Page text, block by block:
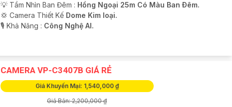
💡 Tầm Nhìn Ban Đêm : Hồng Ngoại 25m Có Màu Ban Ðêm.
💢 Camera Thiết Kế Dome Kim loại.
️🎙 Khả Năng : Công Nghệ AI.
CAMERA VP-C3407B GIÁ RẺ
Giá Khuyến Mại: 1,540,000 ₫
Giá Bán: 2,200,000 ₫
️